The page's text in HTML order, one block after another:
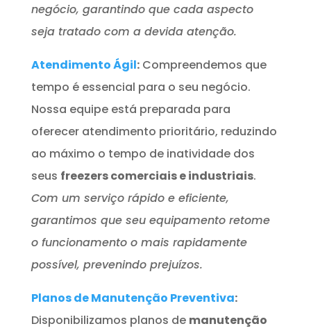
negócio, garantindo que cada aspecto
seja tratado com a devida atenção.
Atendimento Ágil:Compreendemos que
tempo é essencial para o seu negócio.
Nossa equipe está preparada para
oferecer atendimento prioritário, reduzindo
ao máximo o tempo de inatividade dos
seus freezers comerciais e industriais.
Com um serviço rápido e eficiente,
garantimos que seu equipamento retome
o funcionamento o mais rapidamente
possível, prevenindo prejuízos.
Planos de Manutenção Preventiva:
Disponibilizamos planos de manutenção